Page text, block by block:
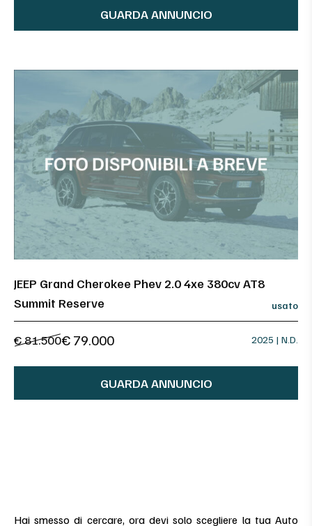
GUARDA ANNUNCIO
JEEP Grand Cherokee Phev 2.0 4xe 380cv AT8
Summit Reserve
usato
€ 81.500€ 79.000 2025 | N.D.
GUARDA ANNUNCIO
Hai smesso di cercare, ora devi solo scegliere la tua Auto